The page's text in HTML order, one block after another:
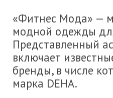
«Фитнес Мода» —
модной одежды
Представленный
включает
бренды, в числе
марка DEHA.